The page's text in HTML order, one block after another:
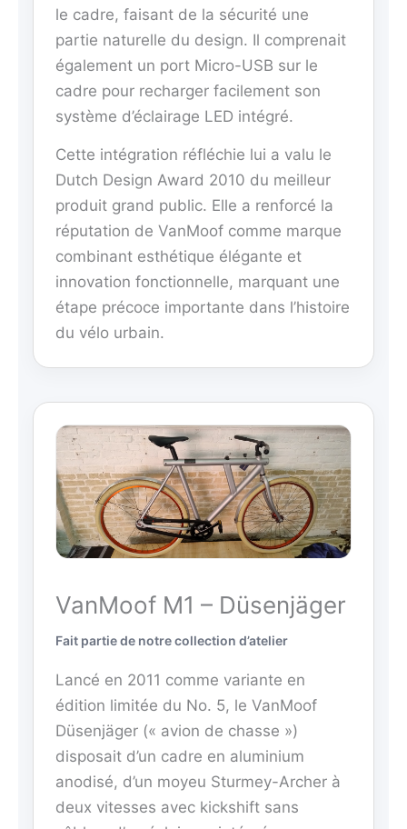
le cadre, faisant de la sécurité une
partie naturelle du design. Il comprenait
également un port Micro-USB sur le
cadre pour recharger facilement son
système d’éclairage LED intégré.
Cette intégration réfléchie lui a valu le
Dutch Design Award 2010 du meilleur
produit grand public. Elle a renforcé la
réputation de VanMoof comme marque
combinant esthétique élégante et
innovation fonctionnelle, marquant une
étape précoce importante dans l’histoire
du vélo urbain.
VanMoof M1 – Düsenjäger
Fait partie de notre collection d’atelier
Lancé en 2011 comme variante en
édition limitée du No. 5, le VanMoof
Düsenjäger (« avion de chasse »)
disposait d’un cadre en aluminium
anodisé, d’un moyeu Sturmey-Archer à
deux vitesses avec kickshift sans